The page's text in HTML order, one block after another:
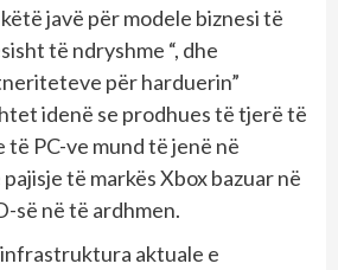
javë për modele biznesi të
të ndryshme “, dhe
për harduerin”
idenë se prodhues të tjerë të
të PC-ve mund të jenë në
të markës Xbox bazuar në
së në të ardhmen.
aktuale e